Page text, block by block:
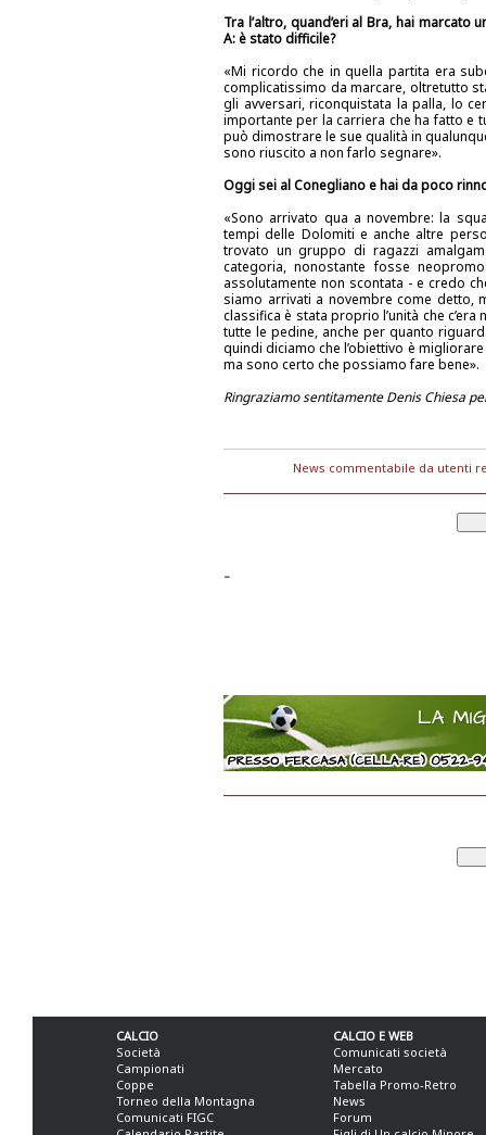
Tra l’altro, quand’eri al Bra, hai marcato
A: è stato difficile?
«Mi ricordo che in quella partita era
complicatissimo da marcare, oltretutto
gli avversari, riconquistata la palla, lo
importante per la carriera che ha fatto e
può dimostrare le sue qualità in
sono riuscito a non farlo segnare».
Oggi sei al Conegliano e hai da poco
«Sono arrivato qua a novembre: la
tempi delle Dolomiti e anche altre
trovato un gruppo di ragazzi
categoria, nonostante fosse
assolutamente non scontata - e credo
siamo arrivati a novembre come detto,
classifica è stata proprio l’unità che
tutte le pedine, anche per quanto
quindi diciamo che l’obiettivo è
ma sono certo che possiamo fare bene».
Ringraziamo sentitamente Denis Chiesa
News commentabile da utenti
-
CALCIO
Società
Campionati
Coppe
Torneo della Montagna
Comunicati FIGC
CALCIO E WEB
Comunicati società
Mercato
Tabella Promo-Retro
News
Forum